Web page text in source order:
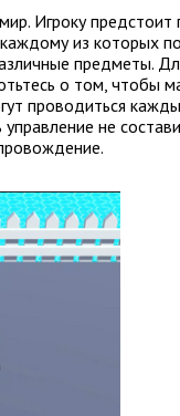
Игроку
из которых
предметы.
о том, чтобы
проводиться
не